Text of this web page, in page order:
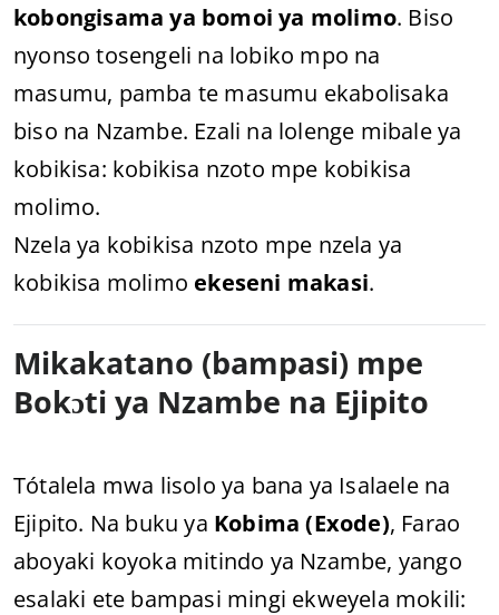
kobongisama ya bomoi ya molimo. Biso
nyonso tosengeli na lobiko mpo na
masumu, pamba te masumu ekabolisaka
biso na Nzambe. Ezali na lolenge mibale ya
kobikisa: kobikisa nzoto mpe kobikisa
molimo.
Nzela ya kobikisa nzoto mpe nzela ya
kobikisa molimo ekeseni makasi.
Mikakatano (bampasi) mpe
Bokɔti ya Nzambe na Ejipito
Tótalela mwa lisolo ya bana ya Isalaele na
Ejipito. Na buku ya Kobima (Exode), Farao
aboyaki koyoka mitindo ya Nzambe, yango
esalaki ete bampasi mingi ekweyela mokili: